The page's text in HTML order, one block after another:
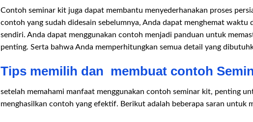
Contoh seminar kit juga dapat membantu menyederhanakan proses
contoh yang sudah didesain sebelumnya, Anda dapat menghemat waktu
sendiri. Anda dapat menggunakan contoh menjadi panduan untuk
penting. Serta bahwa Anda memperhitungkan semua detail yang
Tips memilih dan membuat contoh
setelah memahami manfaat menggunakan contoh seminar kit, penting
menghasilkan contoh yang efektif. Berikut adalah beberapa saran untuk